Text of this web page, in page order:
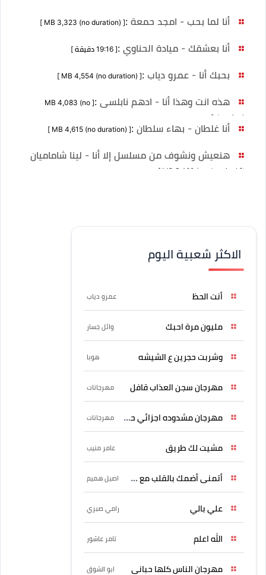
أنا لما بحب - امجد حمعة :
[ MB 3,323 (no duration) ]
أنا بعشقك - ميادة الحناوي :[ 19:16 دقيقة ]
بحبك أنا - عمرو دياب :
[ MB 4,554 (no duration) ]
هذه انت وهذا أنا - ادهم نابلسى :
[ MB 4,083 (no
duration) ]
أنا غلطان - بهاء سلطان :
[ MB 4,615 (no duration) ]
هنعيش ونشوف من مسلسل إلا أنا - لينا شاماميان
:
[ MB 5,469 (no duration) ]
الاكثر شعبية اليوم
أنت الحظ عمرو دياب
مليون مرة احبك وائل جسار
وشربت حجرين ع الشيشه هوبا
مهرجان سجن العذاب قافل مهرجانات
مهرجان مشدوده اجزائي حربونى مهرجانات
مشيت لك طريق عامر منيب
أتمنى أضمك بالقلب مع حسين اصيل هميم
علي بالي رامي صبري
الله اعلم تامر عاشور
مهرجان الناس كلها حبانى ابو الشوق